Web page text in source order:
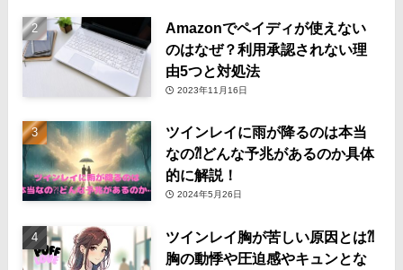
Amazonでペイディが使えない
のはなぜ？利用承認されない理
由5つと対処法
2023年11月16日
ツインレイに雨が降るのは本当
なの⁈どんな予兆があるのか具体
的に解説！
2024年5月26日
ツインレイ胸が苦しい原因とは⁈
胸の動悸や圧迫感やキュンとな